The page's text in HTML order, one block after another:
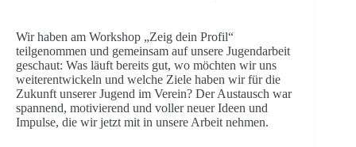
Wir haben am Workshop „Zeig dein Profil“
teilgenommen und gemeinsam auf unsere Jugendarbeit
geschaut: Was läuft bereits gut, wo möchten wir uns
weiterentwickeln und welche Ziele haben wir für die
Zukunft unserer Jugend im Verein? Der Austausch war
spannend, motivierend und voller neuer Ideen und
Impulse, die wir jetzt mit in unsere Arbeit nehmen.